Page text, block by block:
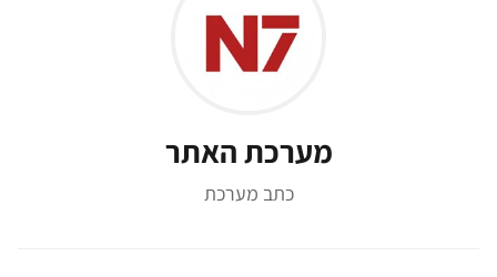
מערכת האתר
כתב מערכת